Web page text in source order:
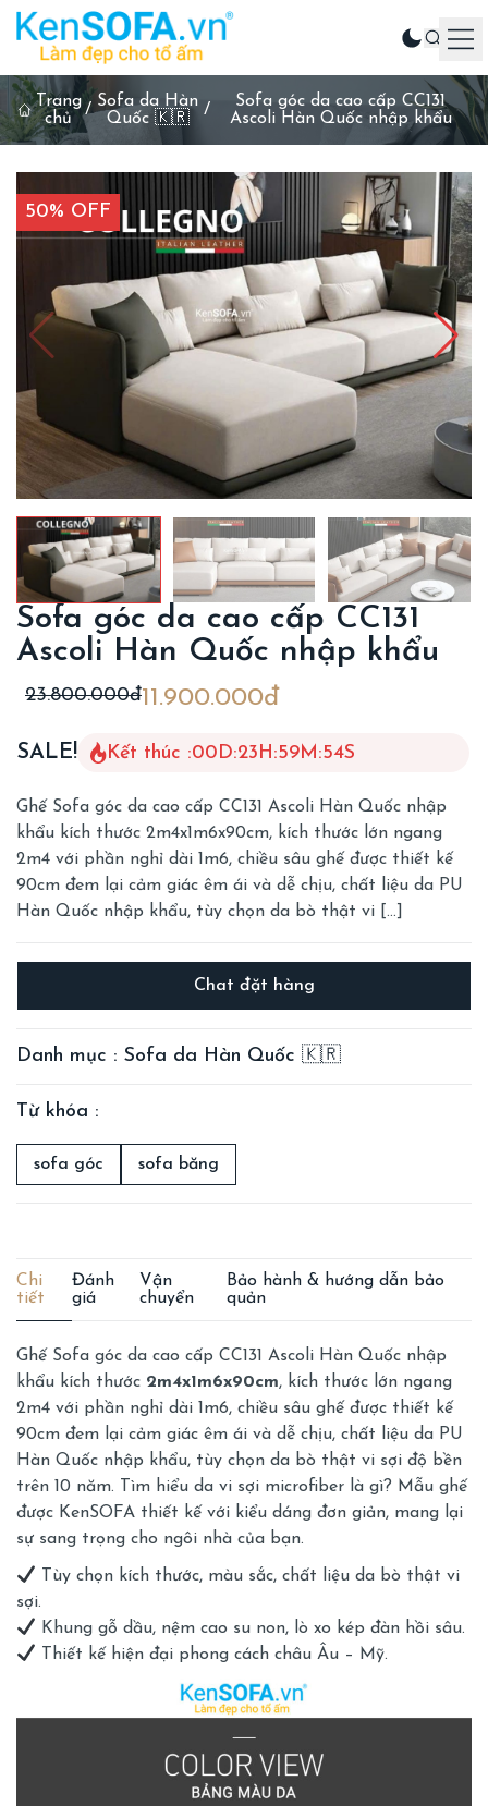
Sản phẩm
Ghế sofa
Phòng khách
Phòng ăn
Sản phẩm khác
Liên hệ
Trang
chủ
/ Sofa da Hàn
Quốc 🇰🇷
/
Sofa góc da cao cấp CC131
Ascoli Hàn Quốc nhập khẩu
50% OFF
Sofa góc da cao cấp CC131
Ascoli Hàn Quốc nhập khẩu
23.800.000đ11.900.000đ
SALE! Kết thúc :00D:23H:59M:52S
Ghế Sofa góc da cao cấp CC131 Ascoli Hàn Quốc nhập
khẩu kích thước 2m4x1m6x90cm, kích thước lớn ngang
2m4 với phần nghỉ dài 1m6, chiều sâu ghế được thiết kế
90cm đem lại cảm giác êm ái và dễ chịu, chất liệu da PU
Hàn Quốc nhập khẩu, tùy chọn da bò thật vi […]
Danh mục : Sofa da Hàn Quốc 🇰🇷
Từ khóa :
sofa góc sofa băng
Chi
tiết
Đánh
giá
Vận
chuyển
Bảo hành & hướng dẫn bảo
quản
Ghế Sofa góc da cao cấp CC131 Ascoli Hàn Quốc nhập
khẩu kích thước 2m4x1m6x90cm, kích thước lớn ngang
2m4 với phần nghỉ dài 1m6, chiều sâu ghế được thiết kế
90cm đem lại cảm giác êm ái và dễ chịu, chất liệu da PU
Hàn Quốc nhập khẩu, tùy chọn da bò thật vi sợi độ bền
trên 10 năm. Tìm hiểu da vi sợi microfiber là gì? Mẫu ghế
được KenSOFA thiết kế với kiểu dáng đơn giản, mang lại
sự sang trọng cho ngôi nhà của bạn.
Tùy chọn kích thước, màu sắc, chất liệu da bò thật vi
sợi.
Khung gỗ dầu, nệm cao su non, lò xo kép đàn hồi sâu.
Thiết kế hiện đại phong cách châu Âu – Mỹ.